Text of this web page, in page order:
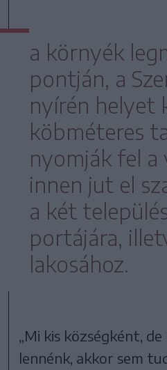
a környék
pontján, a
nyírén helyet
köbméteres
nyomják fel a
innen jut el
a két
portájára,
lakosához.
„Mi kis községként,
lennénk, akkor sem